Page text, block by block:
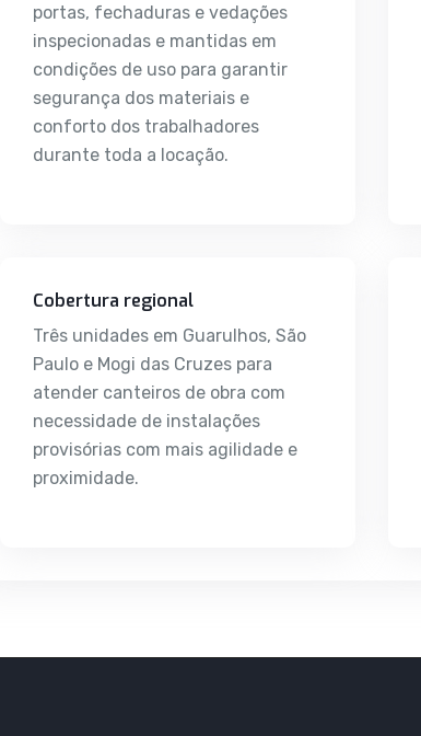
portas, fechaduras e vedações
inspecionadas e mantidas em
condições de uso para garantir
segurança dos materiais e
conforto dos trabalhadores
durante toda a locação.
Cobertura regional
Três unidades em Guarulhos, São
Paulo e Mogi das Cruzes para
atender canteiros de obra com
necessidade de instalações
provisórias com mais agilidade e
proximidade.